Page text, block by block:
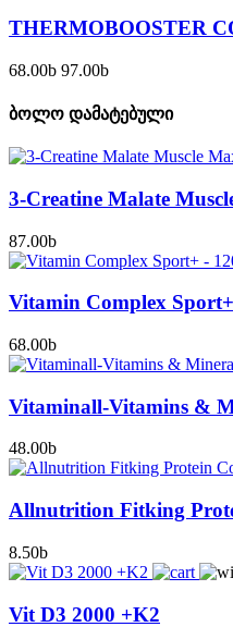
THERMOBOOSTER
68.00b 97.00b
ბოლო დამატებული
3-Creatine Malate
87.00b
Vitamin Complex
68.00b
Vitaminall-Vitamins &
48.00b
Allnutrition Fitking
8.50b
Vit D3 2000 +K2